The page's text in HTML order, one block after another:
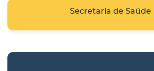
Secretaria de Saúde